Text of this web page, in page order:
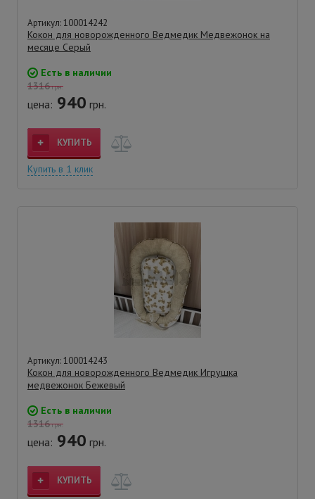
Артикул: 100014242
Кокон для новорожденного Ведмедик Медвежонок на
месяце Серый
Есть в наличии
1316грн.
цена: 940 грн.
КУПИТЬ
Купить в 1 клик
Артикул: 100014243
Кокон для новорожденного Ведмедик Игрушка
медвежонок Бежевый
Есть в наличии
1316грн.
цена: 940 грн.
КУПИТЬ